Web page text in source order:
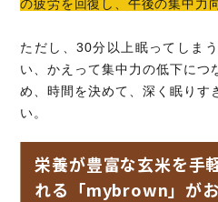
の疲労を回復し、午後の集中力
ただし、30分以上眠ってしま
い、かえって集中力の低下につ
め、時間を決めて、深く眠りす
い。
栄養が豊富な玄米を手
れる「mybrown」が